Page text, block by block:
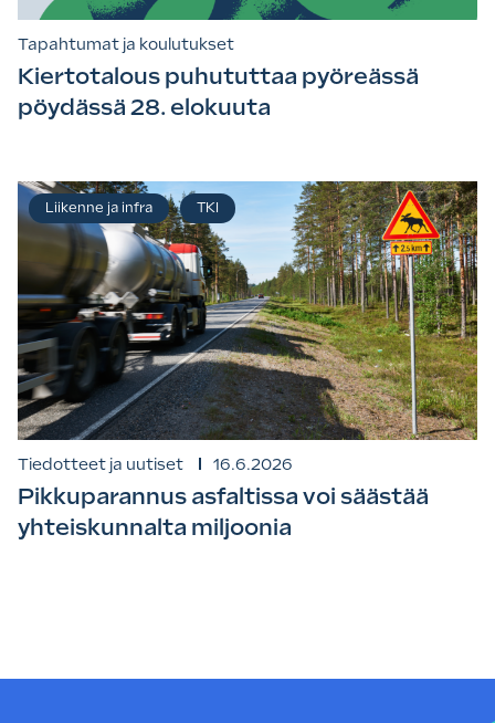
Tapahtumat ja koulutukset
Kiertotalous puhututtaa pyöreässä
pöydässä 28. elokuuta
Tiedotteet ja uutiset 16.6.2026
Pikkuparannus asfaltissa voi säästää
yhteiskunnalta miljoonia
Liikenne ja infra TKI